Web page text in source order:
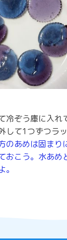
冷ぞう庫に入れ
して1つずつラッ
のあめは固まり
おこう。水あめ